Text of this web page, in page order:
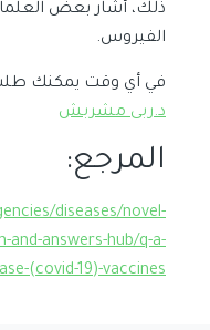
ذلك، أشار بعض
الفيروس.
في أي وقت يمكنك
د.ربى مشربش
المرجع:
diseases/novel-
and-answers-hub/q-a-
(covid-19)-vaccines